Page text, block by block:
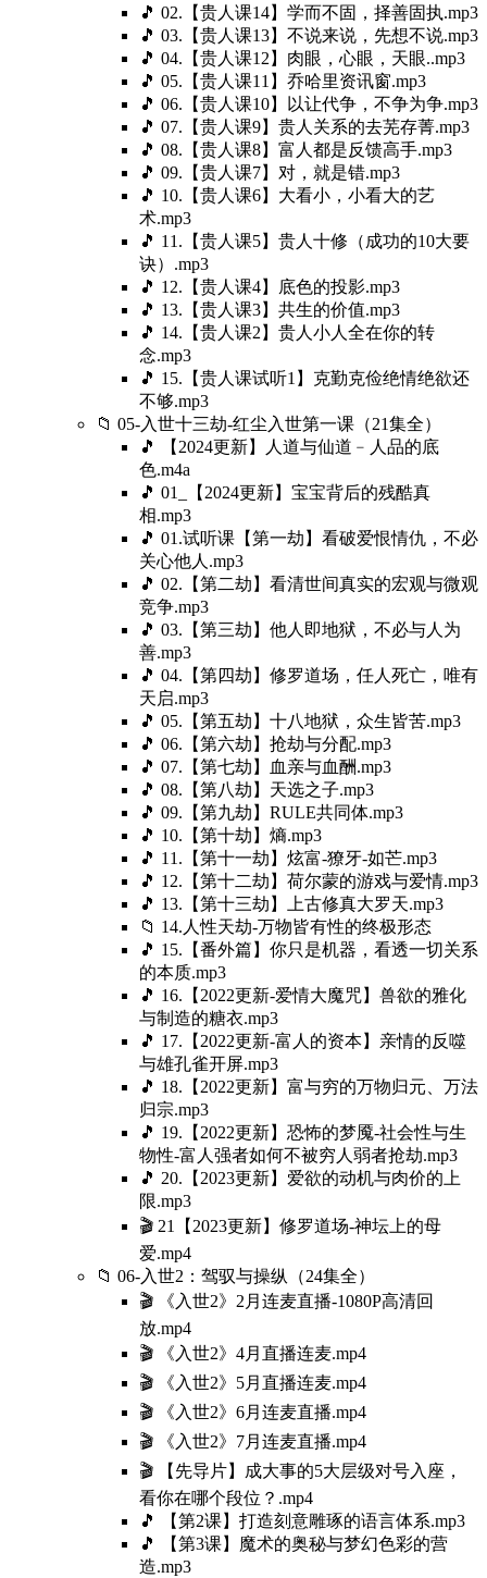
🎵 02.【贵人课14】学而不固，择善固执.mp3
🎵 03.【贵人课13】不说来说，先想不说.mp3
🎵 04.【贵人课12】肉眼，心眼，天眼..mp3
🎵 05.【贵人课11】乔哈里资讯窗.mp3
🎵 06.【贵人课10】以让代争，不争为争.mp3
🎵 07.【贵人课9】贵人关系的去芜存菁.mp3
🎵 08.【贵人课8】富人都是反馈高手.mp3
🎵 09.【贵人课7】对，就是错.mp3
🎵 10.【贵人课6】大看小，小看大的艺
术.mp3
🎵 11.【贵人课5】贵人十修（成功的10大要
诀）.mp3
🎵 12.【贵人课4】底色的投影.mp3
🎵 13.【贵人课3】共生的价值.mp3
🎵 14.【贵人课2】贵人小人全在你的转
念.mp3
🎵 15.【贵人课试听1】克勤克俭绝情绝欲还
不够.mp3
📁 05-入世十三劫-红尘入世第一课（21集全）
🎵 【2024更新】人道与仙道﹣人品的底
色.m4a
🎵 01_【2024更新】宝宝背后的残酷真
相.mp3
🎵 01.试听课【第一劫】看破爱恨情仇，不必
关心他人.mp3
🎵 02.【第二劫】看清世间真实的宏观与微观
竞争.mp3
🎵 03.【第三劫】他人即地狱，不必与人为
善.mp3
🎵 04.【第四劫】修罗道场，任人死亡，唯有
天启.mp3
🎵 05.【第五劫】十八地狱，众生皆苦.mp3
🎵 06.【第六劫】抢劫与分配.mp3
🎵 07.【第七劫】血亲与血酬.mp3
🎵 08.【第八劫】天选之子.mp3
🎵 09.【第九劫】RULE共同体.mp3
🎵 10.【第十劫】熵.mp3
🎵 11.【第十一劫】炫富-獠牙-如芒.mp3
🎵 12.【第十二劫】荷尔蒙的游戏与爱情.mp3
🎵 13.【第十三劫】上古修真大罗天.mp3
📁 14.人性天劫-万物皆有性的终极形态
🎵 15.【番外篇】你只是机器，看透一切关系
的本质.mp3
🎵 16.【2022更新-爱情大魔咒】兽欲的雅化
与制造的糖衣.mp3
🎵 17.【2022更新-富人的资本】亲情的反噬
与雄孔雀开屏.mp3
🎵 18.【2022更新】富与穷的万物归元、万法
归宗.mp3
🎵 19.【2022更新】恐怖的梦魇-社会性与生
物性-富人强者如何不被穷人弱者抢劫.mp3
🎵 20.【2023更新】爱欲的动机与肉价的上
限.mp3
🎬 21【2023更新】修罗道场-神坛上的母
爱.mp4
📁 06-入世2：驾驭与操纵（24集全）
🎬 《入世2》2月连麦直播-1080P高清回
放.mp4
🎬 《入世2》4月直播连麦.mp4
🎬 《入世2》5月直播连麦.mp4
🎬 《入世2》6月连麦直播.mp4
🎬 《入世2》7月连麦直播.mp4
🎬 【先导片】成大事的5大层级对号入座，
看你在哪个段位？.mp4
🎵 【第2课】打造刻意雕琢的语言体系.mp3
🎵 【第3课】魔术的奥秘与梦幻色彩的营
造.mp3